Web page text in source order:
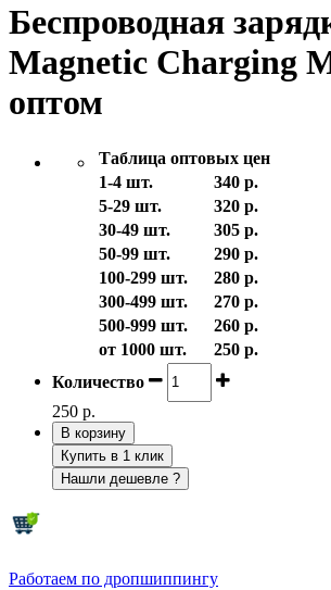
Беспроводная
Magnetic Charging
оптом
Таблица оптовых цен
1-4 шт.
340 р.
5-29 шт.
320 р.
30-49 шт.
305 р.
50-99 шт.
290 р.
100-299 шт.
280 р.
300-499 шт.
270 р.
500-999 шт.
260 р.
от 1000 шт.
250 р.
Количество
250 р.
В корзину
Купить в 1 клик
Нашли дешевле ?
Работаем по дропшиппингу